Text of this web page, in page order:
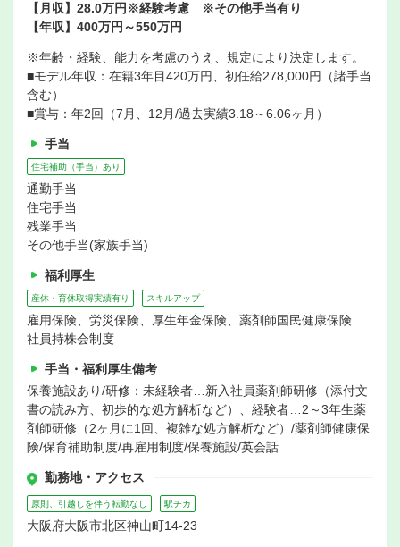
【月収】28.0万円※経験考慮 ※その他手当有り
【年収】400万円～550万円
※年齢・経験、能力を考慮のうえ、規定により決定します。
■モデル年収：在籍3年目420万円、初任給278,000円（諸手当
含む）
■賞与：年2回（7月、12月/過去実績3.18～6.06ヶ月）
手当
住宅補助（手当）あり
通勤手当
住宅手当
残業手当
その他手当(家族手当)
福利厚生
産休・育休取得実績有り スキルアップ
雇用保険、労災保険、厚生年金保険、薬剤師国民健康保険
社員持株会制度
手当・福利厚生備考
保養施設あり/研修：未経験者…新入社員薬剤師研修（添付文
書の読み方、初歩的な処方解析など）、経験者…2～3年生薬
剤師研修（2ヶ月に1回、複雑な処方解析など）/薬剤師健康保
険/保育補助制度/再雇用制度/保養施設/英会話
勤務地・アクセス
原則、引越しを伴う転勤なし 駅チカ
大阪府大阪市北区神山町14-23